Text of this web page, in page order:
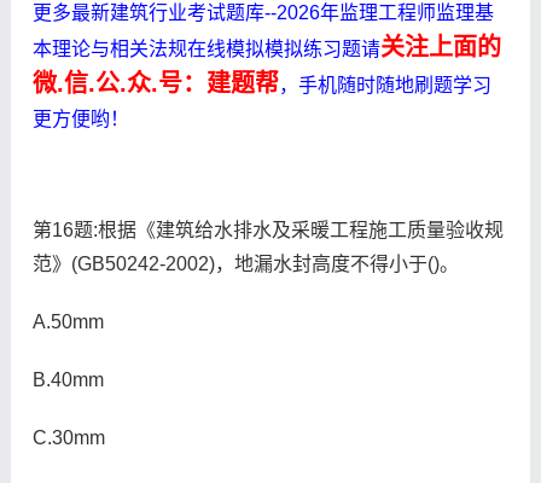
更多最新建筑行业考试题库--2026年监理工程师监理基
本理论与相关法规在线模拟模拟练习题请关注上面的
微.信.公.众.号：建题帮，手机随时随地刷题学习
更方便哟！
第16题:根据《建筑给水排水及采暖工程施工质量验收规
范》(GB50242-2002)，地漏水封高度不得小于()。
A.50mm
B.40mm
C.30mm